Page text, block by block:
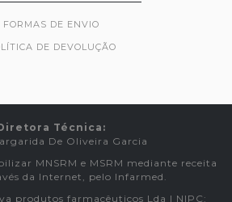
FORMAS DE ENVIO
DE DEVOLUÇÃO
Técnica:
De Oliveira Garcia
MNSRM e MSRM mediante receita
da Internet, pelo Infarmed.
produtos farmacêuticos Lda | NIPC: